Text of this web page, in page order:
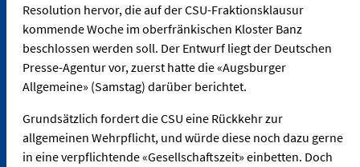
Resolution hervor, die auf der CSU-Fraktionsklausur
kommende Woche im oberfränkischen Kloster Banz
beschlossen werden soll. Der Entwurf liegt der Deutschen
Presse-Agentur vor, zuerst hatte die «Augsburger
Allgemeine» (Samstag) darüber berichtet.
Grundsätzlich fordert die CSU eine Rückkehr zur
allgemeinen Wehrpflicht, und würde diese noch dazu gerne
in eine verpflichtende «Gesellschaftszeit» einbetten. Doch